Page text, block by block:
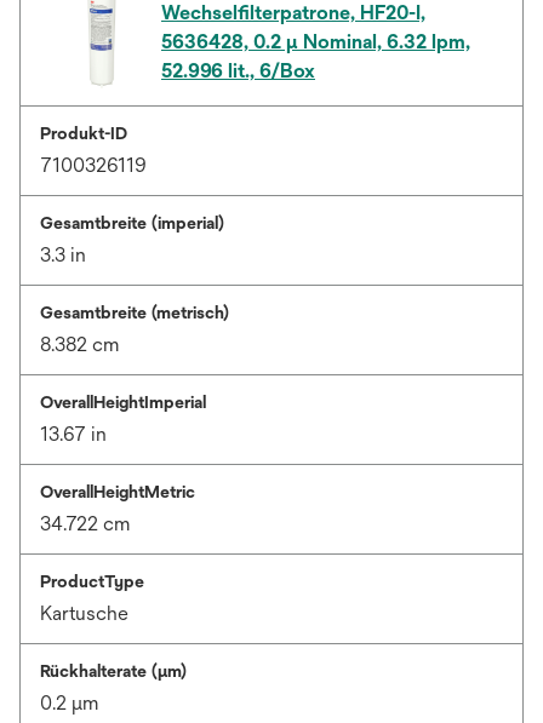
Wechselfilterpatrone, HF20-I,
5636428, 0.2 µ Nominal, 6.32 lpm,
52.996 lit., 6/Box
Produkt-ID
7100326119
Gesamtbreite (imperial)
3.3 in
Gesamtbreite (metrisch)
8.382 cm
OverallHeightImperial
13.67 in
OverallHeightMetric
34.722 cm
ProductType
Kartusche
Rückhalterate (µm)
0.2 μm